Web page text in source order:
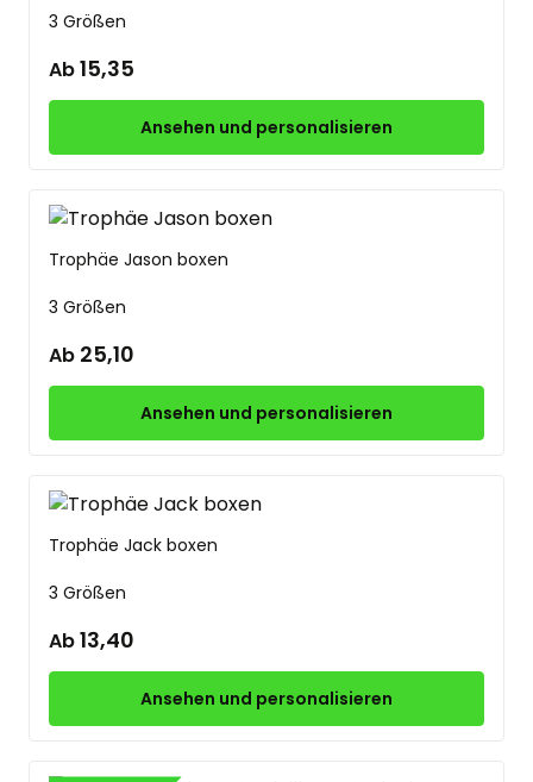
3 Größen
Ab15,35
Ansehen und personalisieren
Trophäe Jason boxen
3 Größen
Ab 25,10
Ansehen und personalisieren
Trophäe Jack boxen
3 Größen
Ab13,40
Ansehen und personalisieren